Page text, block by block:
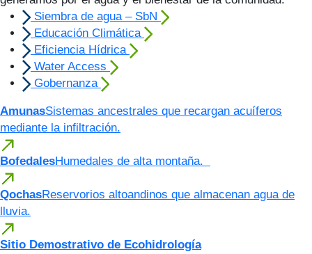
Siembra de agua – SbN
Educación Climática
Eficiencia Hídrica
Water Access
Gobernanza
AmunasSistemas ancestrales que recargan acuíferos
mediante la infiltración.
BofedalesHumedales de alta montaña.
QochasReservorios altoandinos que almacenan agua de
lluvia.
Sitio Demostrativo de Ecohidrología